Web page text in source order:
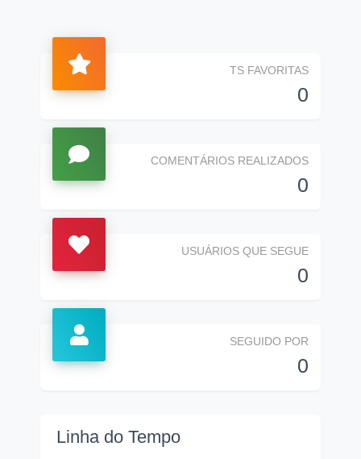
TS FAVORITAS
0
COMENTÁRIOS REALIZADOS
0
USUÁRIOS QUE SEGUE
0
SEGUIDO POR
0
Linha do Tempo